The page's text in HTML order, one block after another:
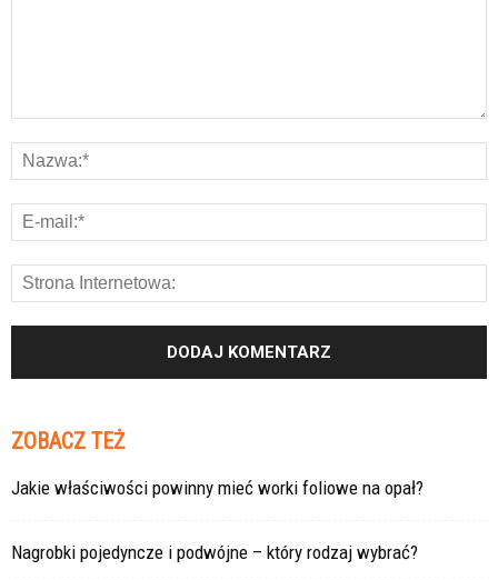
ZOBACZ TEŻ
Jakie właściwości powinny mieć worki foliowe na opał?
Nagrobki pojedyncze i podwójne – który rodzaj wybrać?